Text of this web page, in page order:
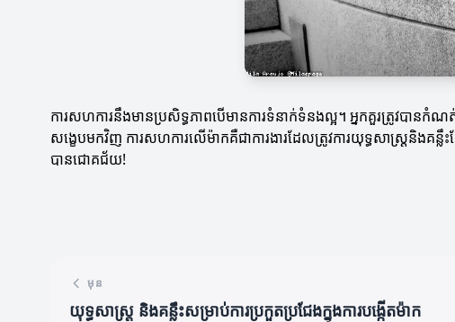
ការសហការនឹងមានប្រសិទ្ធភាពបើមានការទំនាក់ទំនងល្អ។ អ្នកគួរត្រូវបា
សង្ខេបមកវិញ ការសហការលើម៉ាកគឺជាការងារដែលត្រូវការយុទ្ធសាស្ត្រនិងគ
បានជោគជ័យ!
មុន
យុទ្ធសាស្ត្រ និងគន្លឹះសម្រាប់ការប្រកួតប្រជែងក្នុងការបង្កើតម៉ាក